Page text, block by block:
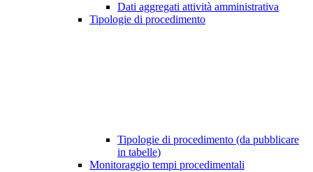
Dati aggregati attività amministrativa
Tipologie di procedimento
Tipologie di procedimento (da pubblicare
in tabelle)
Monitoraggio tempi procedimentali